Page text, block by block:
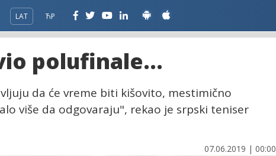
LAT ЋР
polufinale...
da će vreme biti kišovito, mestimično
više da odgovaraju", rekao je srpski teniser
07.06.2019 | 00:00